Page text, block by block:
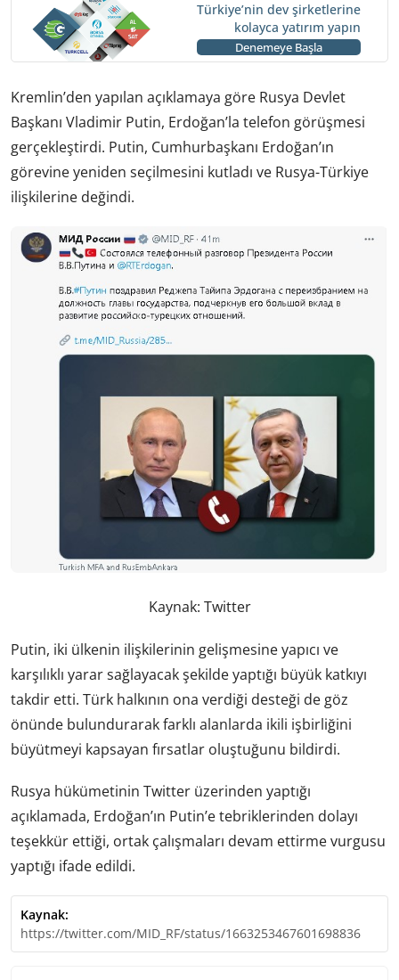
Türkiye’nin dev şirketlerine
kolayca yatırım yapın
Denemeye Başla
Kremlin’den yapılan açıklamaya göre Rusya Devlet
Başkanı Vladimir Putin, Erdoğan’la telefon görüşmesi
gerçekleştirdi. Putin, Cumhurbaşkanı Erdoğan’ın
görevine yeniden seçilmesini kutladı ve Rusya-Türkiye
ilişkilerine değindi.
Kaynak: Twitter
Putin, iki ülkenin ilişkilerinin gelişmesine yapıcı ve
karşılıklı yarar sağlayacak şekilde yaptığı büyük katkıyı
takdir etti. Türk halkının ona verdiği desteği de göz
önünde bulundurarak farklı alanlarda ikili işbirliğini
büyütmeyi kapsayan fırsatlar oluştuğunu bildirdi.
Rusya hükümetinin Twitter üzerinden yaptığı
açıklamada, Erdoğan’ın Putin’e tebriklerinden dolayı
teşekkür ettiği, ortak çalışmaları devam ettirme vurgusu
yaptığı ifade edildi.
Kaynak:
https://twitter.com/MID_RF/status/1663253467601698836